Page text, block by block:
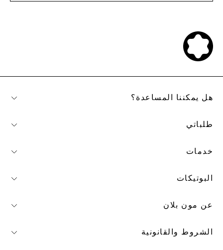
هل يمكننا المساعدة؟
طلباتي
خدمات
البوتيكات
عن مون بلان
الشروط والقانونية